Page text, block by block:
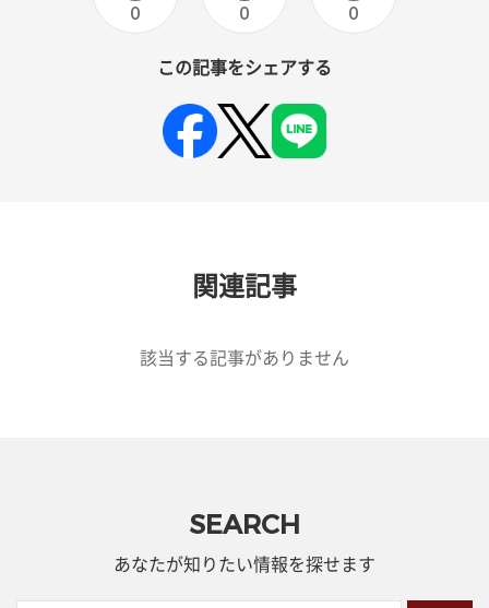
0 0 0
この記事をシェアする
関連記事
該当する記事がありません
SEARCH
あなたが知りたい情報を探せます